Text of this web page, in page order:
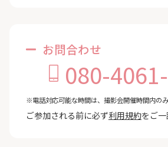
お問合わせ
080-
※電話対応可能な時間は、撮影会開催時間内のみ
ご参加される前に必ず利用規約をご一